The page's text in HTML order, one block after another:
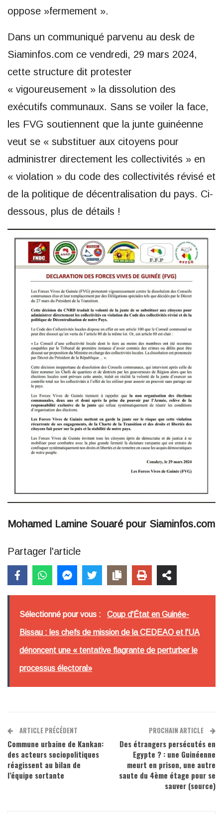
oppose »fermement ».
Dans un communiqué parvenu au desk de
Siaminfos.com ce vendredi, 29 mars 2024,
cette structure dit protester
« vigoureusement » la dissolution des
exécutifs communaux. Sans se voiler la face,
les FVG soutiennent que la junte guinéenne
veut se « substituer aux citoyens pour
administrer directement les collectivités » en
« violation » du code des collectivités révisé et
de la politique de décentralisation du pays. Ci-
dessous, plus de détails !
Mohamed Lamine Souaré pour Siaminfos.com
Partager l'article
Sélectionné pour vous : Coup d'État en Guinée-
Bissau : les chefs de mission de la CEDEAO et l'UA
dénoncent une « tentative flagrante de perturber le
processus électoral»
ARTICLE PRÉCÉDENT
Commune urbaine de Kankan:
des acteurs sociopolitiques
réagissent au bilan de
l’équipe sortante
PROCHAIN ARTICLE
Des étrangers persécutés en
Egypte ? : une Guinéenne
meurt en prison, une autre
saute du 4ème étage pour se
sauver (source)